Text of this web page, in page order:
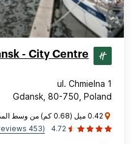
- City Centre
ul. Chmielna 1
Gdansk, 80-750, Poland
0.42 ميل (0.68 كم) من وسط المدينة Gdansk
4.72
(453 reviews)